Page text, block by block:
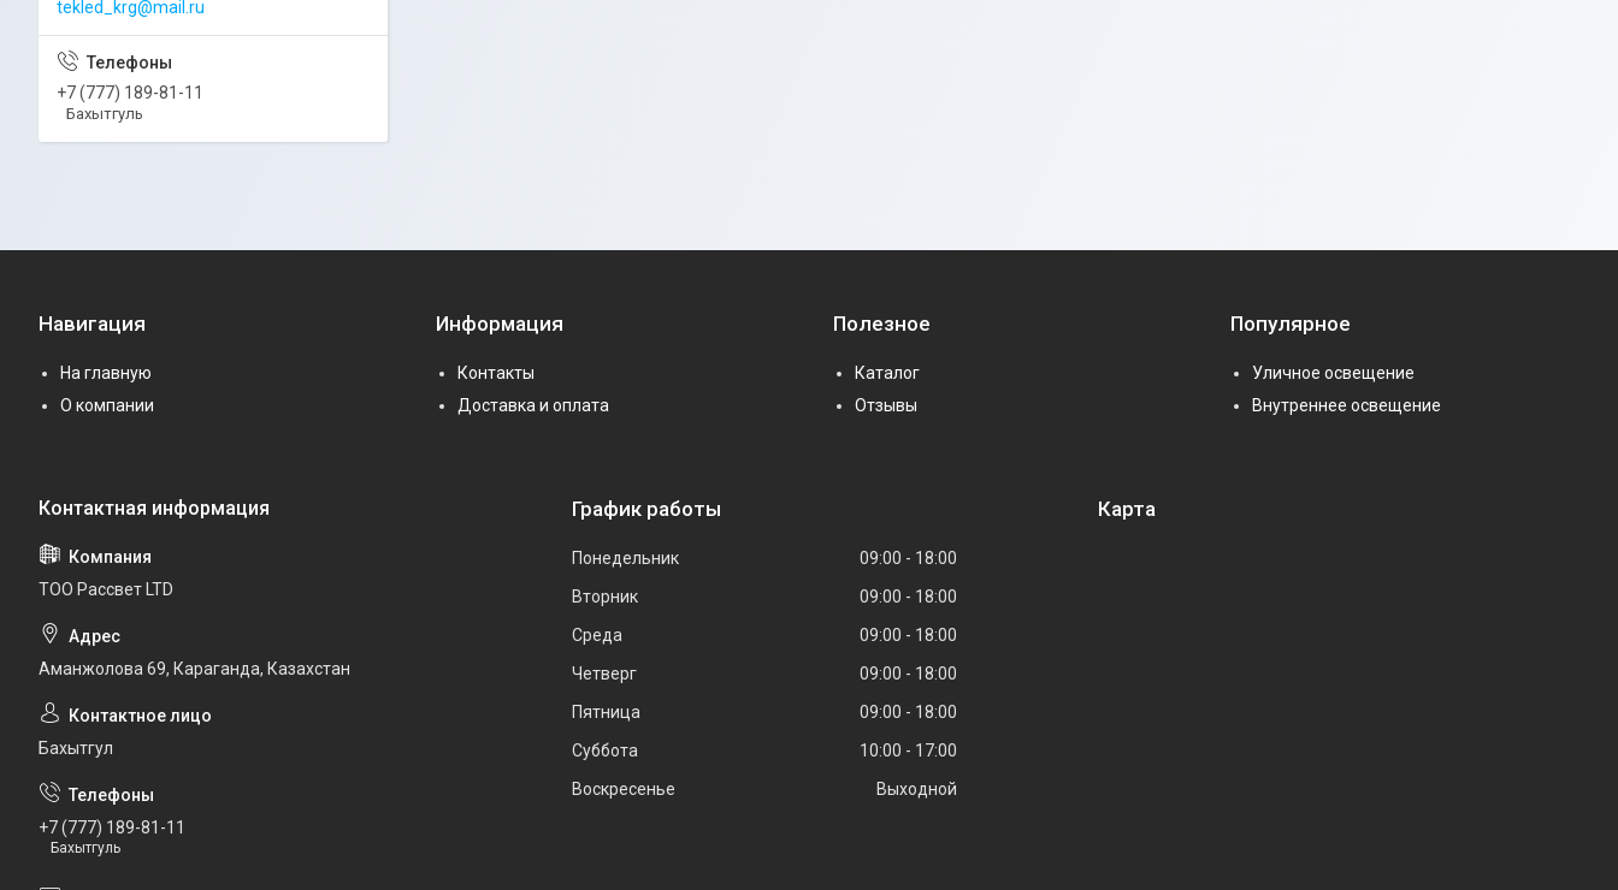
tekled_krg@mail.ru
+7 (777) 189-81-11
Бахытгуль
Навигация
На главную
О компании
Информация
Контакты
Доставка и оплата
Полезное
Каталог
Отзывы
Популярное
Уличное освещение
Внутреннее освещение
ТОО Рассвет LTD
Аманжолова 69, Караганда, Казахстан
Бахытгул
+7 (777) 189-81-11
Бахытгуль
График работы
Понедельник 09:00
18:00
Вторник
09:00
18:00
Среда
09:00
18:00
Четверг
09:00
18:00
Пятница
09:00
18:00
Суббота
10:00
17:00
Воскресенье
Выходной
Карта